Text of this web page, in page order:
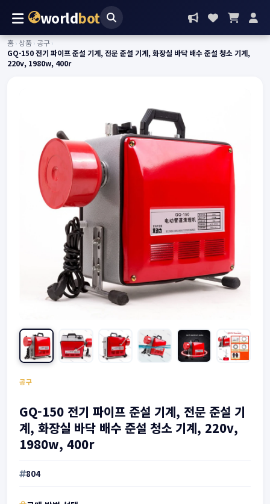
worldbot
홈›상품› 공구›
GQ-150 전기 파이프 준설 기계, 전문 준설 기계, 화장실 바닥 배수 준설 청소 기계,
220v, 1980w, 400r
공구
GQ-150 전기 파이프 준설 기계, 전문 준설 기
계, 화장실 바닥 배수 준설 청소 기계, 220v,
1980w, 400r
804